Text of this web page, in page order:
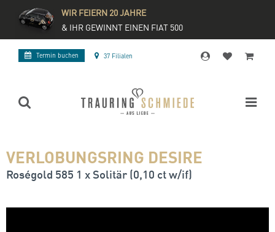
WIR FEIERN 20 JAHRE
& IHR GEWINNT EINEN FIAT 500
Termin buchen 37 Filialen
VERLOBUNGSRING DESIRE
Roségold 585 1 x Solitär (0,10 ct w/if)